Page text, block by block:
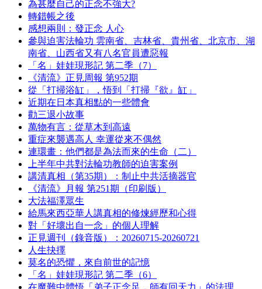
為甚麼自己的正念不強大?
轉錯帳之後
感想兩則：發正念 人心
參與迫害法輪功 雲南省、吉林省、貴州省、北京市、湖
南省、山西省又有八名官員遭惡報
「名」娃娃現形記 第二季（7）
《清流》正見周報 第952期
從「打掃浴缸」，悟到「打掃『欲』缸」
近期在日本真相點的一些體會
勸三退小故事
萬物有言：從草木到高遠
重症來襲遇高人 幸運從來不偶然
連環畫：他們都是為法而來的生命（二）
上半年中共對法輪功教師的迫害案例
講清真相（第35期）：制止中共活摘器官
《清流》月報 第251期（印刷版）
大法福澤眾生
給馬來西亞華人講真相的修煉經歷和心得
對「好壞出自一念」的個人理解
正見週刊（錄音版）：20260715-20260721
人生抉擇
莫名的恐懼，來自前世的記憶
「名」娃娃現形記 第二季（6）